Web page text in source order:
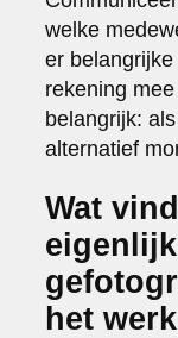
welke
er
rekening
belangrijk:
alternatief
Wat
het